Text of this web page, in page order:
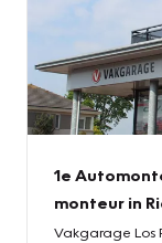
1e
monteur in
Vakgarage Los